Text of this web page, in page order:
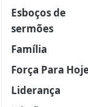
Esboços de
sermões
Família
Força Para
Liderança